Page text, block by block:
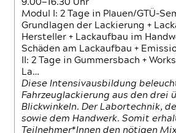
9.00—16.30 Uhr
Modul I: 2 Tage in Plauen/GTÜ-
Grundlagen der Lackierung +
Hersteller + Lackaufbau im
Schäden am Lackaufbau +
II: 2 Tage in Gummersbach +
La…
Diese Intensivausbildung
Fahrzeuglackierung aus den drei
Blickwinkeln. Der Labortechnik,
sowie dem Handwerk. Somit
Teilnehmer*Innen den nötigen